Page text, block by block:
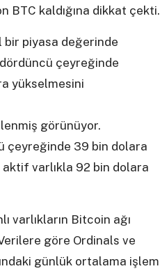
kaldığına dikkat çekti.
bir piyasa değerinde
çeyreğinde
yükselmesini
görünüyor.
çeyreğinde 39 bin dolara
aktif varlıkla 92 bin dolara
varlıkların Bitcoin ağı
göre Ordinals ve
günlük ortalama işlem